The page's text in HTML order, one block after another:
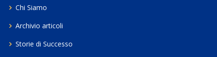
Chi Siamo
Archivio articoli
Storie di Successo